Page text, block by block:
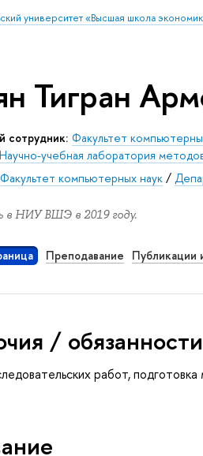
университет «Высшая школа
Тигран
сотрудник: Факультет
Научно-учебная лаборатория
Факультет компьютерных наук /
в НИУ ВШЭ в 2019 году.
Преподавание Публикации
/ обязанности
работ, подготовка